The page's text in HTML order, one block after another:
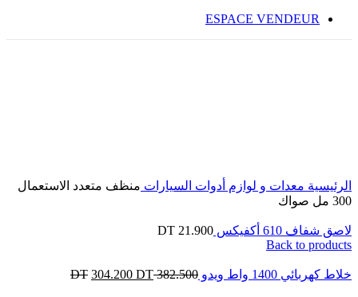
ESPACE VENDEUR
الرئيسية معدات و لوازم أدوات السيارات منظف ​​متعدد الاستعمال
300 مل صواك
لاصق شفاف 610 أكفيكس 21.900
Back to products
خلاط كهربائي 1400 واط ويدو 382.500
DT
304.200 DT